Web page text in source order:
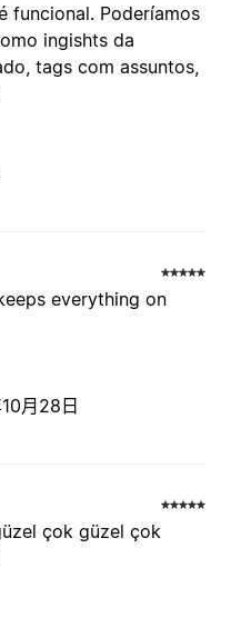
funcional. Poderíamos
ingishts da
tags com assuntos,
everything on
月28日
çok güzel çok